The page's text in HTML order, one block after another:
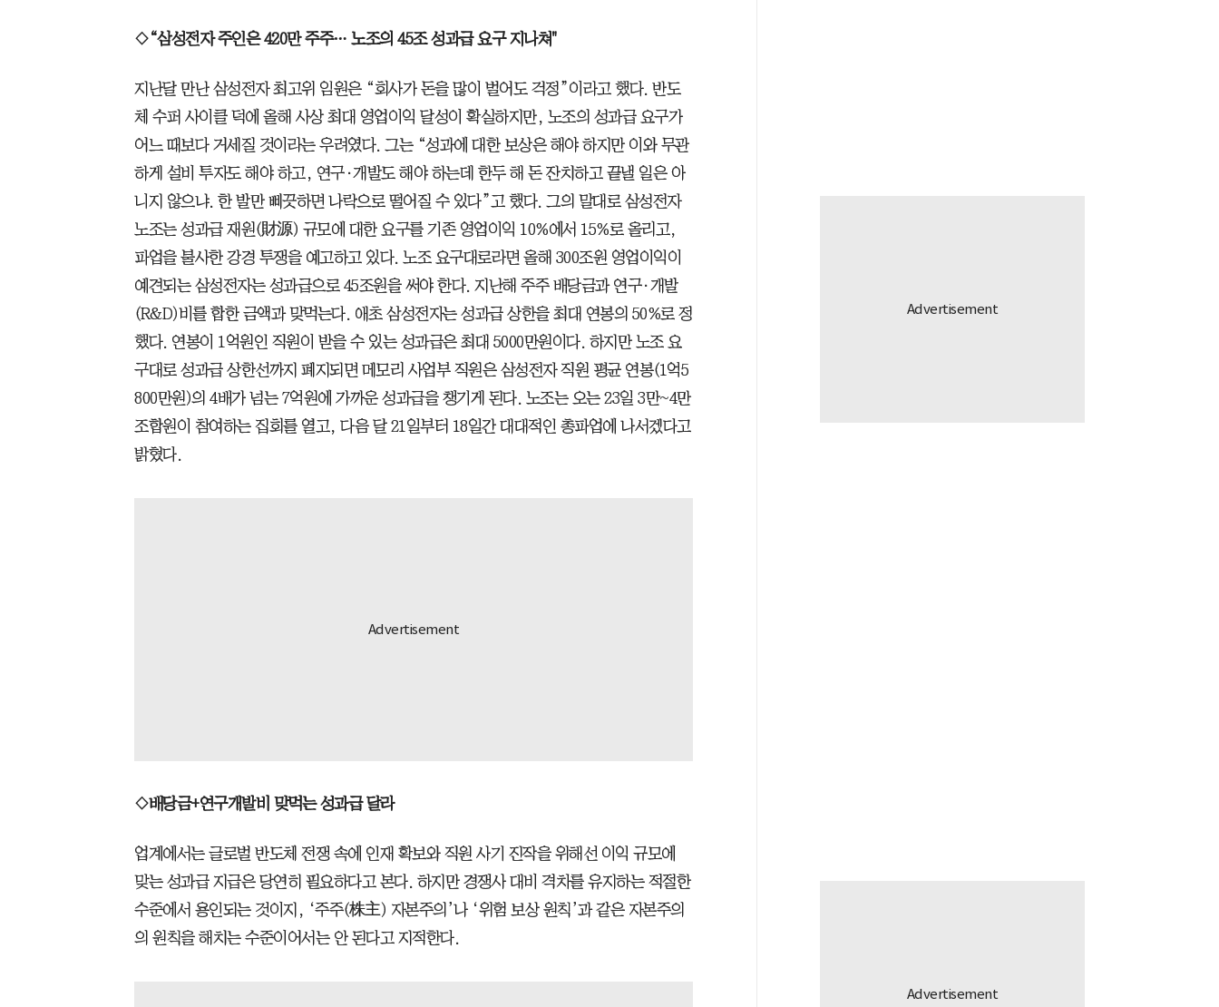
◇“삼성전자 주인은 420만 주주… 노조의 45조 성과급 요구 지나쳐"
지난달 만난 삼성전자 최고위 임원은 “회사가 돈을 많이 벌어도 걱정”이라고 했다. 반도
체 수퍼 사이클 덕에 올해 사상 최대 영업이익 달성이 확실하지만, 노조의 성과급 요구가
어느 때보다 거세질 것이라는 우려였다. 그는 “성과에 대한 보상은 해야 하지만 이와 무관
하게 설비 투자도 해야 하고, 연구·개발도 해야 하는데 한두 해 돈 잔치하고 끝낼 일은 아
니지 않으냐. 한 발만 삐끗하면 나락으로 떨어질 수 있다”고 했다. 그의 말대로 삼성전자
노조는 성과급 재원(財源) 규모에 대한 요구를 기존 영업이익 10%에서 15%로 올리고,
파업을 불사한 강경 투쟁을 예고하고 있다. 노조 요구대로라면 올해 300조원 영업이익이
예견되는 삼성전자는 성과급으로 45조원을 써야 한다. 지난해 주주 배당금과 연구·개발
(R&D)비를 합한 금액과 맞먹는다. 애초 삼성전자는 성과급 상한을 최대 연봉의 50%로 정
했다. 연봉이 1억원인 직원이 받을 수 있는 성과급은 최대 5000만원이다. 하지만 노조 요
구대로 성과급 상한선까지 폐지되면 메모리 사업부 직원은 삼성전자 직원 평균 연봉(1억5
800만원)의 4배가 넘는 7억원에 가까운 성과급을 챙기게 된다. 노조는 오는 23일 3만~4만
조합원이 참여하는 집회를 열고, 다음 달 21일부터 18일간 대대적인 총파업에 나서겠다고
밝혔다.
◇배당금+연구개발비 맞먹는 성과급 달라
업계에서는 글로벌 반도체 전쟁 속에 인재 확보와 직원 사기 진작을 위해선 이익 규모에
맞는 성과급 지급은 당연히 필요하다고 본다. 하지만 경쟁사 대비 격차를 유지하는 적절한
수준에서 용인되는 것이지, ‘주주(株主) 자본주의’나 ‘위험 보상 원칙’과 같은 자본주의
의 원칙을 해치는 수준이어서는 안 된다고 지적한다.